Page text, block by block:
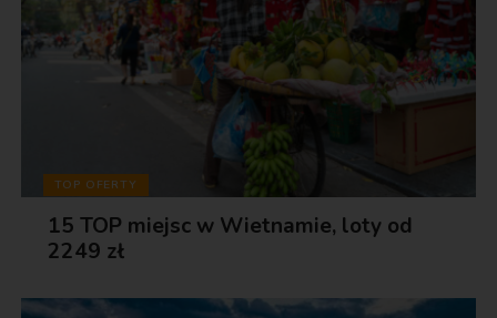
TOP OFERTY
15 TOP miejsc w Wietnamie, loty od
2249 zł